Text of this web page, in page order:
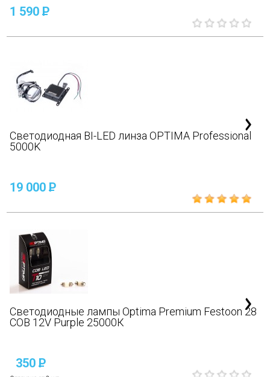
1 590P
Светодиодная BI-LED линза OPTIMA Professional
5000K
19 000P
Светодиодные лампы Optima Premium Festoon 28
COB 12V Purple 25000К
350 P